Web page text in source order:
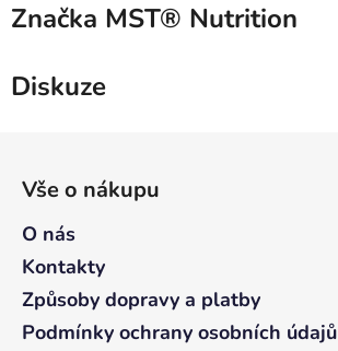
Značka MST® Nutrition
Diskuze
Vše o nákupu
O nás
Kontakty
Způsoby dopravy a platby
Podmínky ochrany osobních údajů